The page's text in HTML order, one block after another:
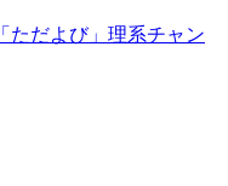
「ただよび」理系チャン